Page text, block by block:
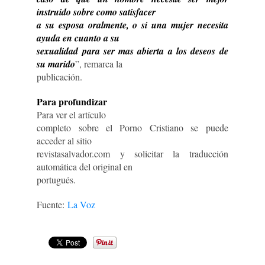
instruido sobre como satisfacer
a su esposa oralmente, o si una mujer necesita
ayuda en cuanto a su
sexualidad para ser mas abierta a los deseos de
su marido”, remarca la
publicación.
Para profundizar
Para ver el artículo
completo sobre el Porno Cristiano se puede
acceder al sitio
revistasalvador.com y solicitar la traducción
automática del original en
portugués.
Fuente:La Voz